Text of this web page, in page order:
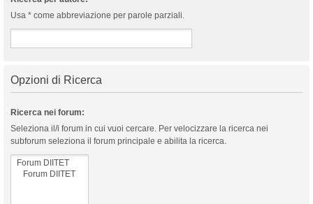
Usa * come abbreviazione per parole parziali.
Opzioni di Ricerca
Ricerca nei forum:
Seleziona il/i forum in cui vuoi cercare. Per velocizzare la ricerca nei
subforum seleziona il forum principale e abilita la ricerca.